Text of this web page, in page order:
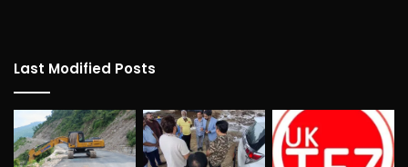
Last Modified Posts